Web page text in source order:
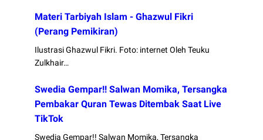
Materi Tarbiyah Islam - Ghazwul Fikri
(Perang Pemikiran)
Ilustrasi Ghazwul Fikri. Foto: internet Oleh Teuku
Zulkhair…
Swedia Gempar!! Salwan Momika, Tersangka
Pembakar Quran Tewas Ditembak Saat Live
TikTok
Swedia Gempar!! Salwan Momika, Tersangka